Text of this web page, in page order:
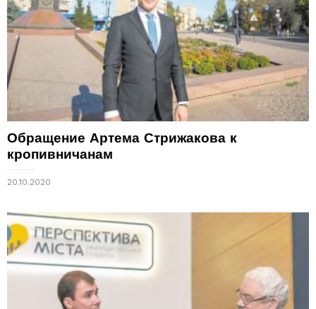
Обращение Артема Стрижакова к
кропивничанам
20.10.2020